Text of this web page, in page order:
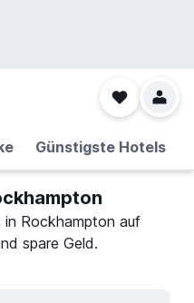
Günstigste Hotels
in Rockhampton auf
spare Geld.